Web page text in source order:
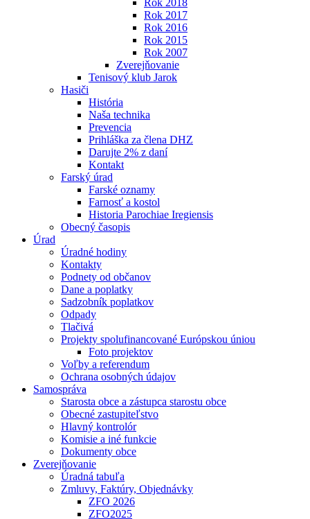
Rok 2018
Rok 2017
Rok 2016
Rok 2015
Rok 2007
Zverejňovanie
Tenisový klub Jarok
Hasiči
História
Naša technika
Prevencia
Prihláška za člena DHZ
Darujte 2% z daní
Kontakt
Farský úrad
Farské oznamy
Farnosť a kostol
Historia Parochiae Iregiensis
Obecný časopis
Úrad
Úradné hodiny
Kontakty
Podnety od občanov
Dane a poplatky
Sadzobník poplatkov
Odpady
Tlačivá
Projekty spolufinancované Európskou úniou
Foto projektov
Voľby a referendum
Ochrana osobných údajov
Samospráva
Starosta obce a zástupca starostu obce
Obecné zastupiteľstvo
Hlavný kontrolór
Komisie a iné funkcie
Dokumenty obce
Zverejňovanie
Úradná tabuľa
Zmluvy, Faktúry, Objednávky
ZFO 2026
ZFO2025